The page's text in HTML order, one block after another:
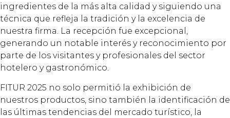
ingredientes de la más alta calidad y siguiendo una
técnica que refleja la tradición y la excelencia de
nuestra firma. La recepción fue excepcional,
generando un notable interés y reconocimiento por
parte de los visitantes y profesionales del sector
hotelero y gastronómico.
FITUR 2025 no solo permitió la exhibición de
nuestros productos, sino también la identificación de
las últimas tendencias del mercado turístico, la